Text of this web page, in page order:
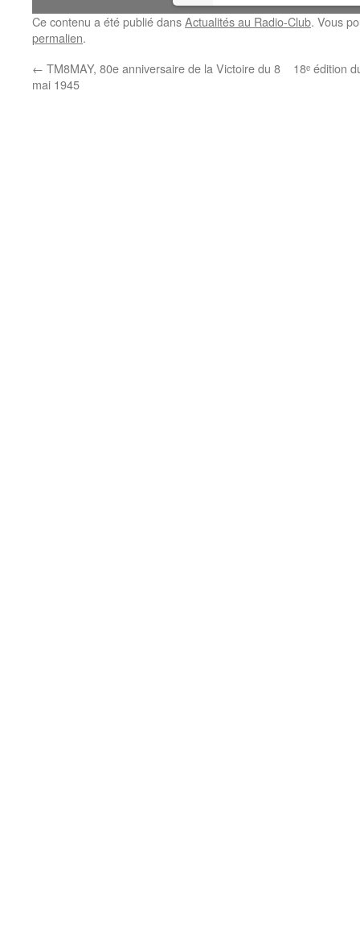
Ce contenu a été publié dansActualités au Radio-Club. Vous
permalien.
← TM8MAY, 80e anniversaire de la Victoire du 8
mai 1945
18ᵉ édition